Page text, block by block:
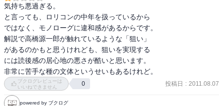
気持ち悪過ぎる。
と言っても、ロリコンの中年を扱っているから
ではなく、モノローグに違和感があるからです。
解説で高橋源一郎が触れているような「狙い」
があるのかもと思うけれども、狙いを実現する
には読後感の居心地の悪さが酷いと思います。
非常に苦手な種の文体というせいもあるけれど。
ブクログレビューは
いいねできません
0 投稿日 : 2011.08.07
powered by ブクログ